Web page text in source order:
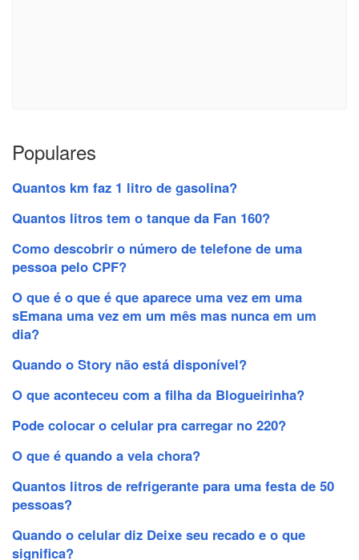
Populares
Quantos km faz 1 litro de gasolina?
Quantos litros tem o tanque da Fan 160?
Como descobrir o número de telefone de uma
pessoa pelo CPF?
O que é o que é que aparece uma vez em uma
sEmana uma vez em um mês mas nunca em um
dia?
Quando o Story não está disponível?
O que aconteceu com a filha da Blogueirinha?
Pode colocar o celular pra carregar no 220?
O que é quando a vela chora?
Quantos litros de refrigerante para uma festa de 50
pessoas?
Quando o celular diz Deixe seu recado e o que
significa?